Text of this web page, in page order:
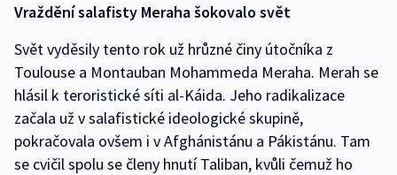
Vraždění salafisty Meraha šokovalo svět
Svět vyděsily tento rok už hrůzné činy útočníka z
Toulouse a Montauban Mohammeda Meraha. Merah se
hlásil k teroristické síti al-Káida. Jeho radikalizace
začala už v salafistické ideologické skupině,
pokračovala ovšem i v Afghánistánu a Pákistánu. Tam
se cvičil spolu se členy hnutí Taliban, kvůli čemuž ho